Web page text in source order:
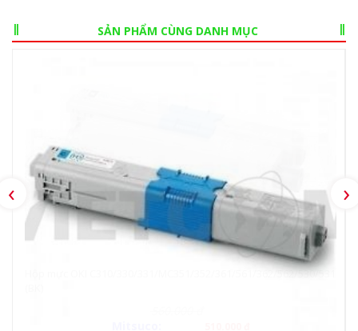
SẢN PHẨM CÙNG DANH MỤC
Hộp mực OKI C310/330/331/MC351/352/361/561/362/562/530/531
‹ ›